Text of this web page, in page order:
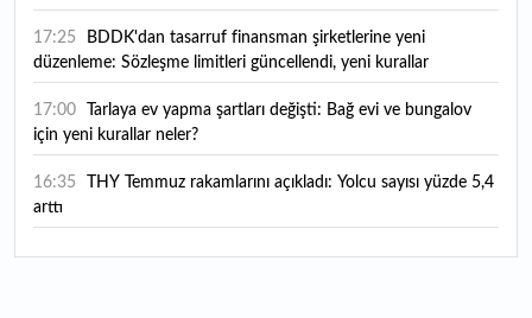
17:25
düzenleme: Sözleşme limitleri güncellendi, yeni kurallar
yürürlüğe girdi
17:00
için yeni kurallar neler?
16:35
arttı
16:27 Piyasaların beklediği veri geldi: ABD tarım dışı istihdam